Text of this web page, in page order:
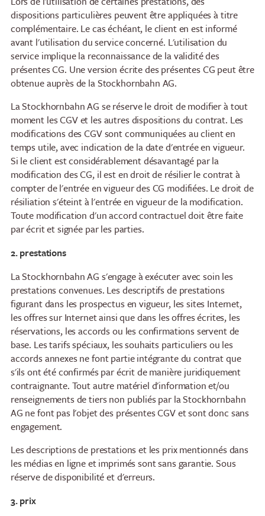
dispositions particulières peuvent être appliquées à titre
complémentaire. Le cas échéant, le client en est informé
avant l'utilisation du service concerné. L'utilisation du
service implique la reconnaissance de la validité des
présentes CG. Une version écrite des présentes CG peut être
obtenue auprès de la Stockhornbahn AG.
La Stockhornbahn AG se réserve le droit de modifier à tout
moment les CGV et les autres dispositions du contrat. Les
modifications des CGV sont communiquées au client en
temps utile, avec indication de la date d'entrée en vigueur.
Si le client est considérablement désavantagé par la
modification des CG, il est en droit de résilier le contrat à
compter de l'entrée en vigueur des CG modifiées. Le droit de
résiliation s'éteint à l'entrée en vigueur de la modification.
Toute modification d'un accord contractuel doit être faite
par écrit et signée par les parties.
2. prestations
La Stockhornbahn AG s'engage à exécuter avec soin les
prestations convenues. Les descriptifs de prestations
figurant dans les prospectus en vigueur, les sites Internet,
les offres sur Internet ainsi que dans les offres écrites, les
réservations, les accords ou les confirmations servent de
base. Les tarifs spéciaux, les souhaits particuliers ou les
accords annexes ne font partie intégrante du contrat que
s'ils ont été confirmés par écrit de manière juridiquement
contraignante. Tout autre matériel d'information et/ou
renseignements de tiers non publiés par la Stockhornbahn
AG ne font pas l'objet des présentes CGV et sont donc sans
engagement.
Les descriptions de prestations et les prix mentionnés dans
les médias en ligne et imprimés sont sans garantie. Sous
réserve de disponibilité et d'erreurs.
3. prix